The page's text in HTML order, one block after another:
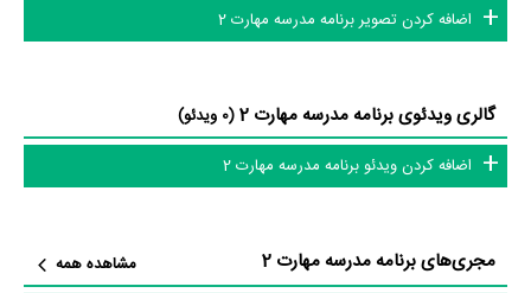
داستان مدرسه مهارت 2 منتشر شده است، می‌خوانیم: «مدرسه مهارت با بخش
نه گفتن، مهارت ارائه و کارتیمی. »
عوامل برنامه مدرسه مهارت 2
یک از آنها درمنظوم یک صفحه اختصاصی دارند.
اضافه کردن تصویر برنامه مدرسه مهارت 2
گالری ویدئوی برنامه مدرسه مهارت 2
(0 ویدئو)
اضافه کردن ویدئو برنامه مدرسه مهارت 2
مجری‌های برنامه مدرسه مهارت 2
مشاهده همه